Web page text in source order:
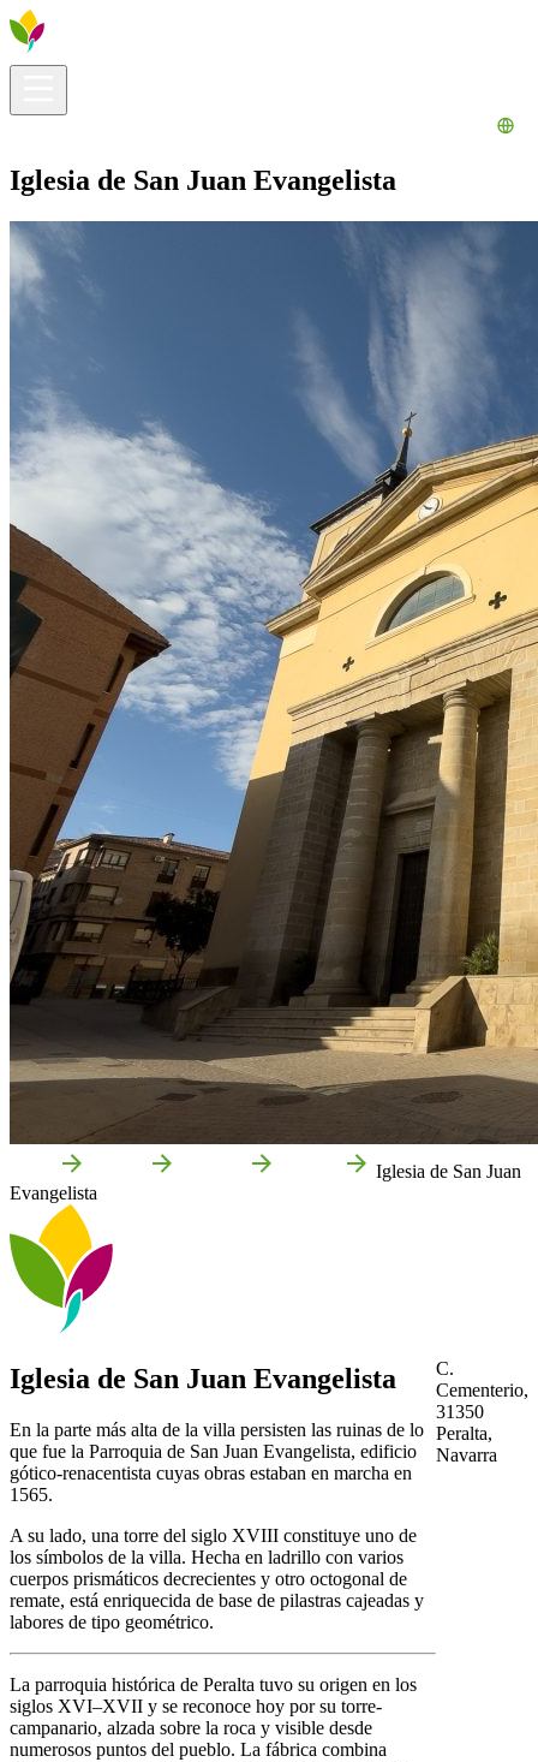
Iglesia de San Juan Evangelista
Iglesia de San Juan
Evangelista
Iglesia de San Juan Evangelista
En la parte más alta de la villa persisten las ruinas de lo
que fue la Parroquia de San Juan Evangelista, edificio
gótico-renacentista cuyas obras estaban en marcha en
1565.
A su lado, una torre del siglo XVIII constituye uno de
los símbolos de la villa. Hecha en ladrillo con varios
cuerpos prismáticos decrecientes y otro octogonal de
remate, está enriquecida de base de pilastras cajeadas y
labores de tipo geométrico.
La parroquia histórica de Peralta tuvo su origen en los
siglos XVI–XVII y se reconoce hoy por su torre-
campanario, alzada sobre la roca y visible desde
numerosos puntos del pueblo. La fábrica combina
C.
Cementerio,
31350
Peralta,
Navarra